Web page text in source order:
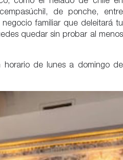
como el helado de chile en
de ponche, entre
familiar que deleitará tu
quedar sin probar al menos
horario de lunes a domingo de